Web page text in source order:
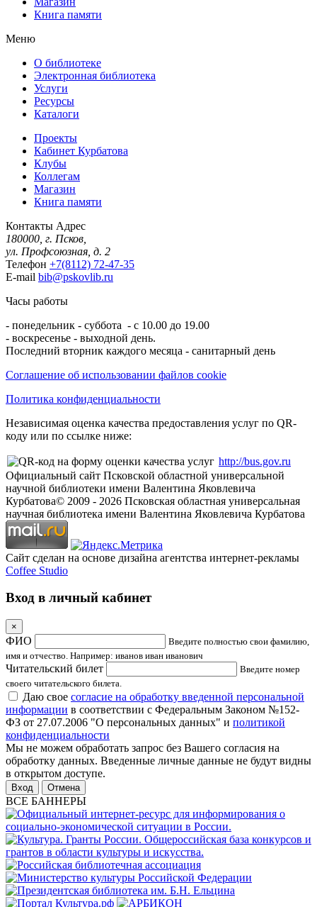
Книга памяти
Меню
О библиотеке
Электронная библиотека
Услуги
Ресурсы
Каталоги
Проекты
Кабинет Курбатова
Клубы
Коллегам
Магазин
Книга памяти
Контакты Адрес
180000, г. Псков,
ул. Профсоюзная, д. 2
Телефон +7(8112) 72-47-35
E-mail bib@pskovlib.ru
Часы работы
- понедельник - суббота - с 10.00 до 19.00
- воскресенье - выходной день.
Последний вторник каждого месяца - санитарный день
Соглашение об использовании файлов cookie
Политика конфиденциальности
Независимая оценка качества предоставления услуг по QR-
коду или по ссылке ниже:
http://bus.gov.ru
Официальный сайт Псковской областной универсальной
научной библиотеки имени Валентина Яковлевича
Курбатова© 2009 - 2026 Псковская областная универсальная
научная библиотека имени Валентина Яковлевича Курбатова
Сайт сделан на основе дизайна агентства интернет-рекламы
Coffee Studio
Вход в личный кабинет
×
ФИО
Введите полностью свои фамилию,
имя и отчество. Например: иванов иван иванович
Читательский билет
Введите номер
своего читательского билета.
Даю свое согласие на обработку введенной персональной
информации в соответствии с Федеральным Законом №152-
ФЗ от 27.07.2006 "О персональных данных" и политикой
конфиденциальности
Мы не можем обработать запрос без Вашего согласия на
обработку данных. Введенные личные данные не будут видны
в открытом доступе.
Отмена
ВСЕ БАННЕРЫ